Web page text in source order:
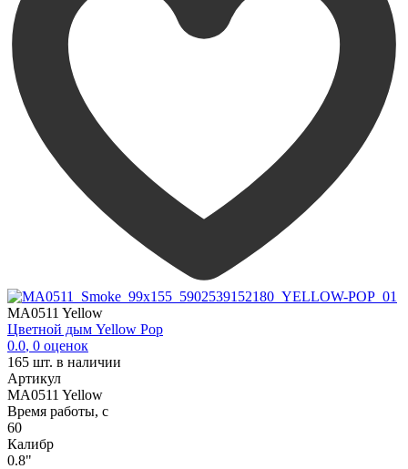
MA0511 Yellow
Цветной дым Yellow Pop
0.0, 0 оценок
165 шт. в наличии
Артикул
MA0511 Yellow
Время работы, с
60
Калибр
0.8"